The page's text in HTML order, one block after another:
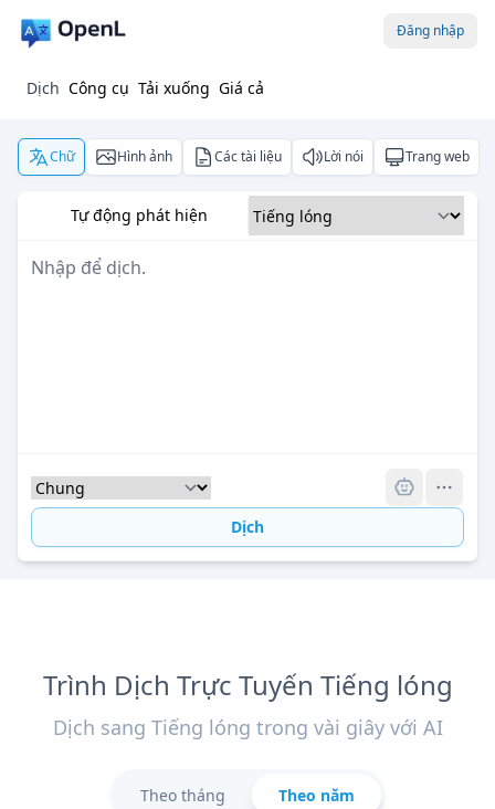
Đăng nhập
Dịch Công cụ Tải xuống Giá cả
Chữ Hình ảnh Các tài liệu Lời nói Trang web
Tự động phát hiện
Dịch
Trình Dịch Trực Tuyến Tiếng lóng
Dịch sang Tiếng lóng trong vài giây với AI
Theo tháng Theo năm